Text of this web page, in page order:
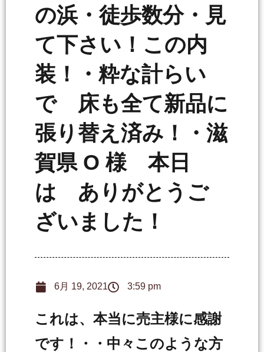
の浜・徒歩数分・見
て下さい！この内
装！・粋な計らい
で 床も全て新品に
張り替え済み！・滋
賀県 O 様 本日
は ありがとうご
ざいました！
6月 19, 2021 3:59 pm
これは、本当に売主様に感謝
です！・・中々このような方